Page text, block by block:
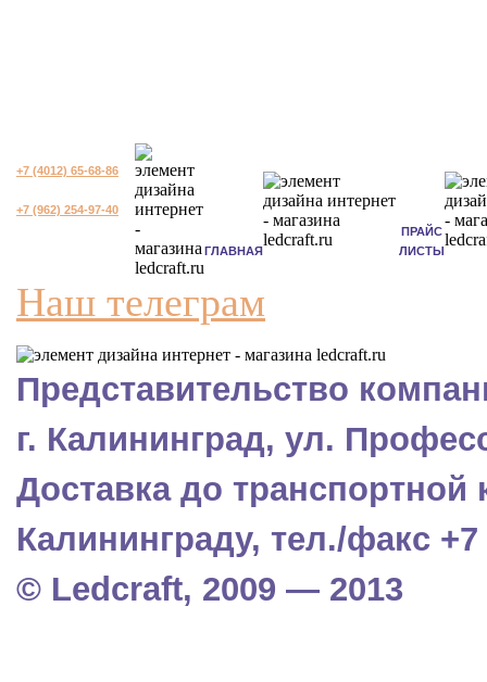
+7 (4012) 65-68-86
+7 (962) 254-97-40
ГЛАВНАЯ
ПРАЙС
ЛИСТЫ
Наш телеграм
Представительство
г. Калининград, ул.
Доставка до
Калининграду, тел./факс +7
© Ledcraft, 2009 — 2013